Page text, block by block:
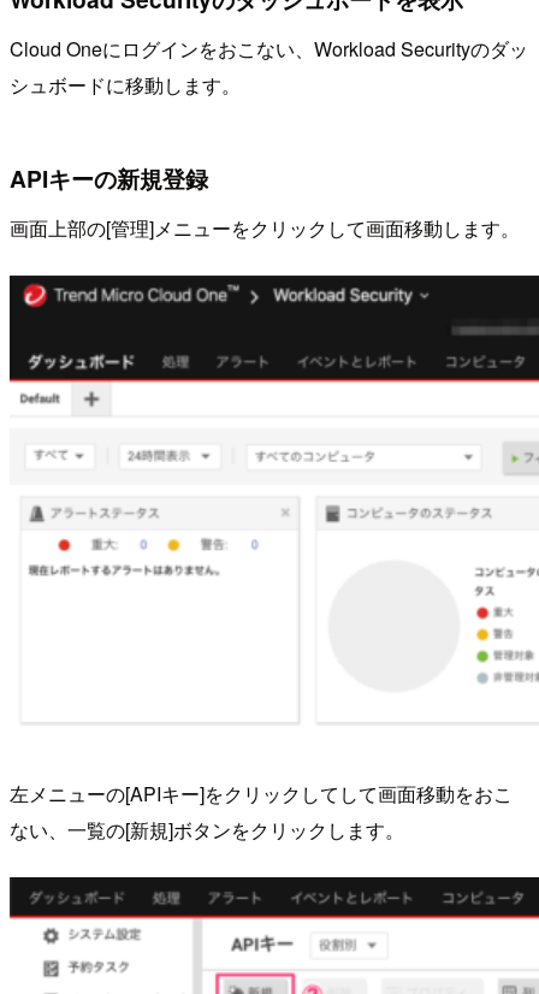
Cloud Oneにログインをおこない、Workload Securityのダッ
シュボードに移動します。
APIキーの新規登録
画面上部の[管理]メニューをクリックして画面移動します。
左メニューの[APIキー]をクリックしてして画面移動をおこ
ない、一覧の[新規]ボタンをクリックします。